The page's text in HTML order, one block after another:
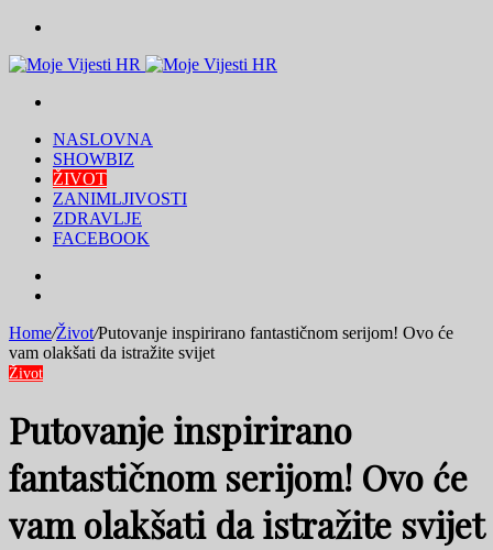
NASLOVNA
SHOWBIZ
ŽIVOT
ZANIMLJIVOSTI
ZDRAVLJE
FACEBOOK
Home/Život/Putovanje inspirirano fantastičnom serijom! Ovo će
vam olakšati da istražite svijet
Život
Putovanje inspirirano
fantastičnom serijom! Ovo će
vam olakšati da istražite svijet